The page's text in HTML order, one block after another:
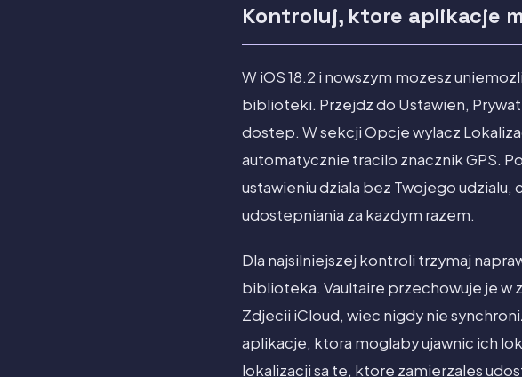
Kontroluj, ktore aplikacje
W iOS 18.2 i nowszym mozesz
biblioteki. Przejdz do Ustawien,
dostep. W sekcji Opcje wylacz
automatycznie tracilo znacznik GPS.
ustawieniu dziala bez Twojego
udostepniania za kazdym razem.
Dla najsilniejszej kontroli trzymaj
biblioteka. Vaultaire przechowuje je w
Zdjecii iCloud, wiec nigdy nie
aplikacje, ktora moglaby ujawnic ich
lokalizacji sa te, ktore zamierzales